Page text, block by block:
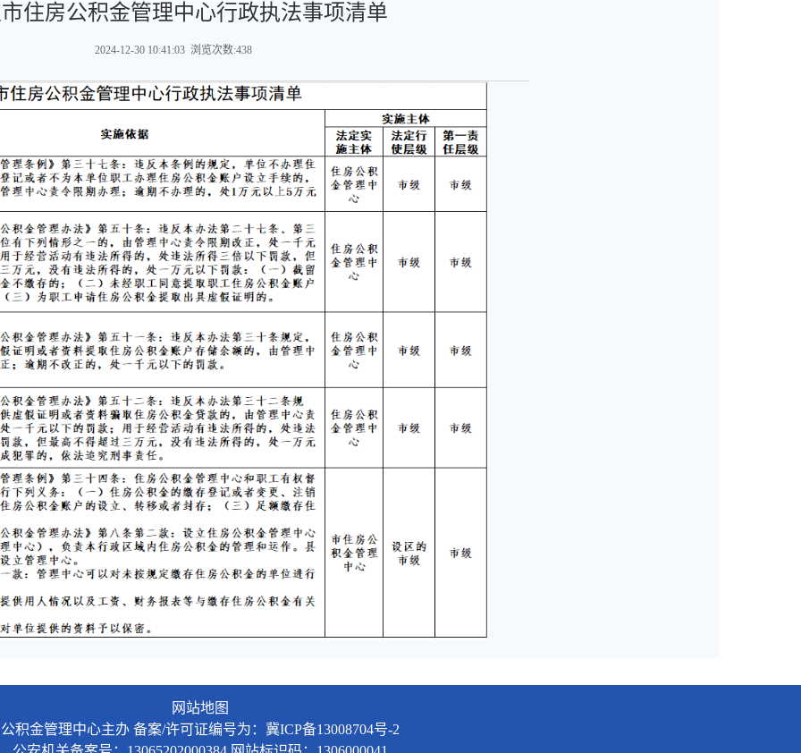
住房公积金管理中心行政执法事项清单
2024-12-30 10:41:03 浏览次数:438
网站地图
公积金管理中心主办 备案/许可证编号为：冀ICP备13008704号-2